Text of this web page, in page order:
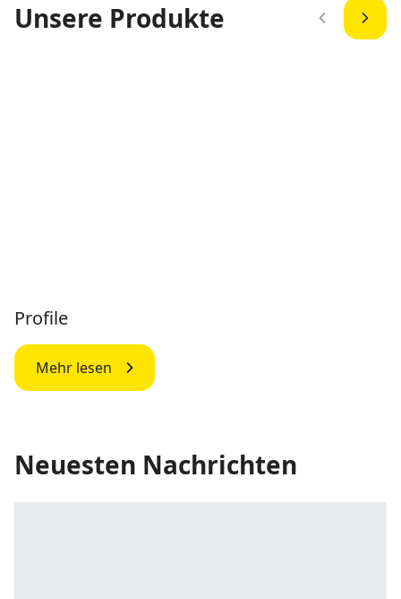
Unsere Produkte
Profile
Mehr lesen
Neuesten Nachrichten